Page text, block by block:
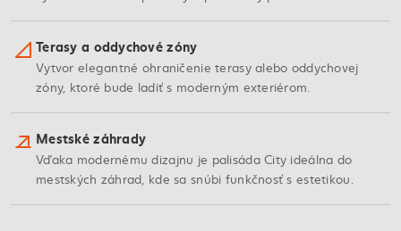
Terasy a oddychové zóny
Vytvor elegantné ohraničenie terasy alebo oddychovej
zóny, ktoré bude ladiť s moderným exteriérom.
Mestské záhrady
Vďaka modernému dizajnu je palisáda City ideálna do
mestských záhrad, kde sa snúbi funkčnosť s estetikou.